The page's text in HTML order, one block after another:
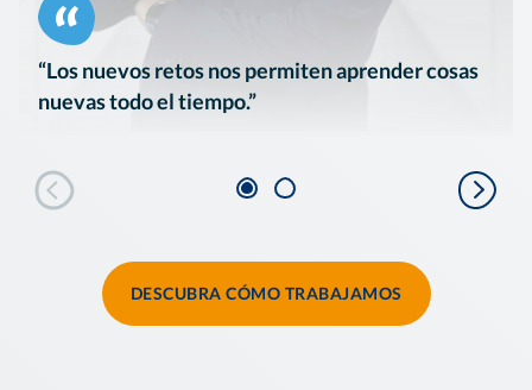
“Los nuevos retos nos permiten aprender cosas
nuevas todo el tiempo.”
DESCUBRA CÓMO TRABAJAMOS